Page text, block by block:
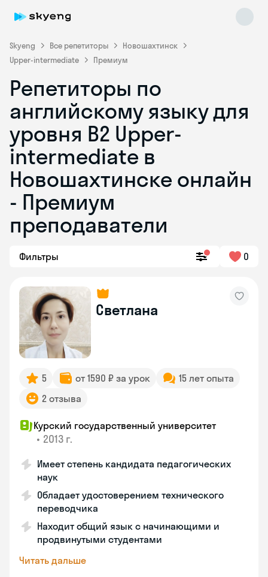
Skyeng Все репетиторы
Новошахтинск
Upper-intermediate
Премиум
Репетиторы по
английскому языку для
уровня B2 Upper-
intermediate в
Новошахтинске онлайн
- Премиум
преподаватели
Фильтры 0
Светлана
5 от 1590 ₽ за урок
15 лет опыта
2 отзыва
Курский государственный университет
• 2013 г.
Имеет степень кандидата педагогических
наук
Обладает удостоверением технического
переводчика
Находит общий язык с начинающими и
продвинутыми студентами
Читать дальше
Skyeng Chat